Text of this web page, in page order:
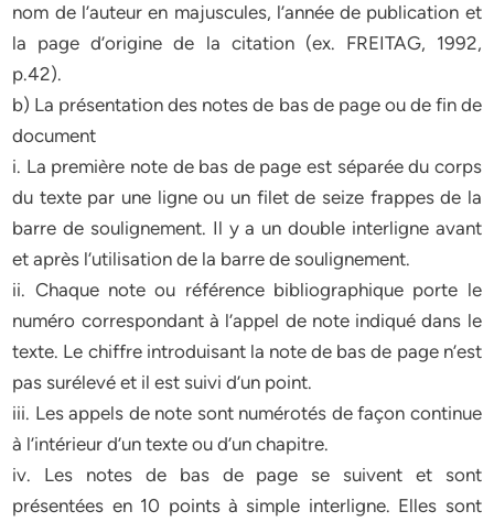
nom de l’auteur en majuscules, l’année de publication et
la page d’origine de la citation (ex. FREITAG, 1992,
p.42).
b) La présentation des notes de bas de page ou de fin de
document
i. La première note de bas de page est séparée du corps
du texte par une ligne ou un filet de seize frappes de la
barre de soulignement. Il y a un double interligne avant
et après l’utilisation de la barre de soulignement.
ii. Chaque note ou référence bibliographique porte le
numéro correspondant à l’appel de note indiqué dans le
texte. Le chiffre introduisant la note de bas de page n’est
pas surélevé et il est suivi d’un point.
iii. Les appels de note sont numérotés de façon continue
à l’intérieur d’un texte ou d’un chapitre.
iv. Les notes de bas de page se suivent et sont
présentées en 10 points à simple interligne. Elles sont